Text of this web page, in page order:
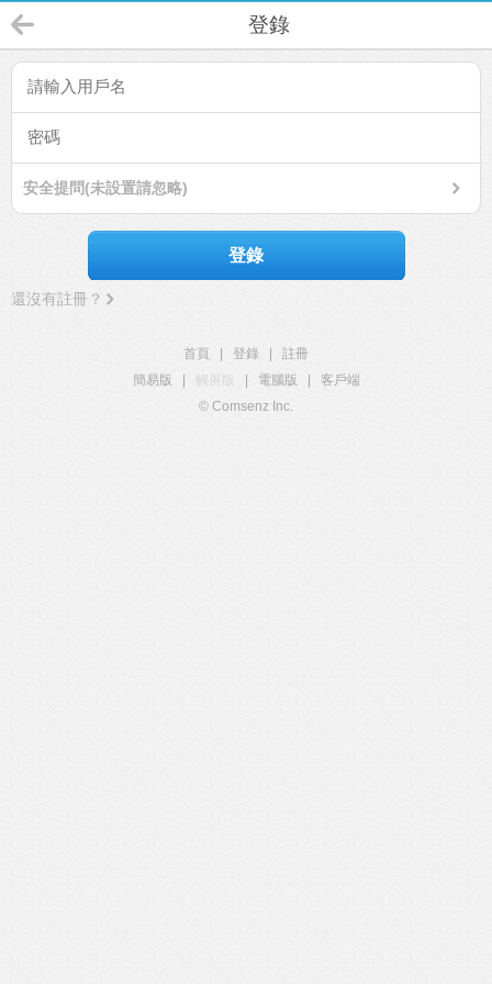
登錄
安全提問(未設置請忽略)
登錄
還沒有註冊？
首頁 登錄
註冊
簡易版
觸屏版 電腦版
客戶端
© Comsenz Inc.